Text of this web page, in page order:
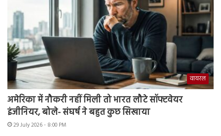
वायरल
अमेरिका में नौकरी नहीं मिली तो भारत लौटे सॉफ्टवेयर
इंजीनियर, बोले- संघर्ष ने बहुत कुछ सिखाया
29 July 2026 - 8:00 PM